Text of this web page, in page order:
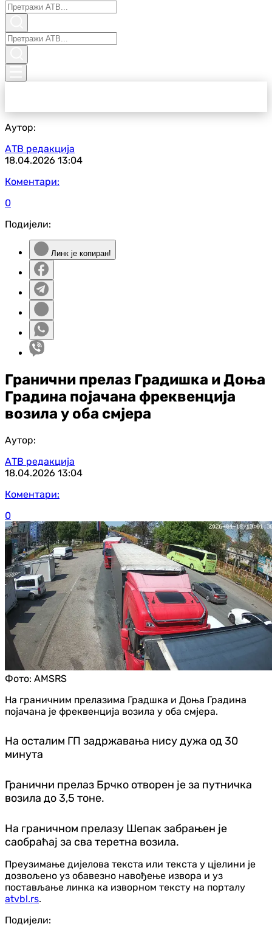
Аутор:
АТВ редакција
18.04.2026 13:04
Коментари:
0
Подијели:
Линк је копиран!
Гранични прелаз Градишка и Доња
Градина појачана фреквенција
возила у оба смјера
Аутор:
АТВ редакција
18.04.2026 13:04
Коментари:
0
Фото: AMSRS
На граничним прелазима Градшка и Доња Градина
појачана је фреквенција возила у оба смјера.
На осталим ГП задржавања нису дужа од 30
минута
Гранични прелаз Брчко отворен је за путничка
возила до 3,5 тоне.
На граничном прелазу Шепак забрањен је
саобраћај за сва теретна возила.
Преузимање дијелова текста или текста у цјелини је
дозвољено уз обавезно навођење извора и уз
постављање линка ка изворном тексту на порталу
atvbl.rs.
Подијели: